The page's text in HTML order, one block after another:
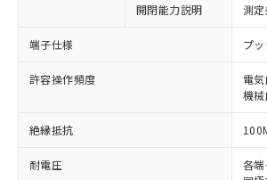
開閉能力説明 測
端子仕様 プ
許容操作頻度
電
機
絶縁抵抗
耐電圧
各
(税抜)を提供させていただ
当社制御機器事業取扱商品
本サービスの対象外となる
ことをご了承ください。
在庫状況および標準価格照
記載している更新日時点で
タに基づき作成されるもの
準価格とは異なる場合があ
非該当品：ライセンス料など無
害物質有無と関係のない商品で
仕入先様の事情により、非含有
いたものが、含有品と判明した
むを得ず変更することがありま
*EU RoHS指令（10物質）：
鉛(Pb) 1000ppm以下、 水銀(Hg) 1000ppm
六価クロム(Cr(Ⅵ)) 1000ppm以下、ポリ
「○」：最大均質材料含有率が
基準値以下であることを示しま
「×」：最大均質材料含有率が
基準値を超えていることを示し
「－」：未確認です。当社販売
当社は、これら貴社製品の
為替および外国貿易法に定
（以下｢規制貨物等」とい
または国外への提供する場
国政府の輸出許可(または
可)を取得するなどの必要